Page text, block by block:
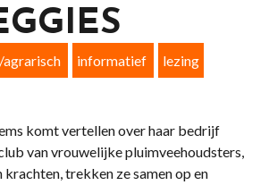
informatief
lezing
komt vertellen over haar bedrijf
van vrouwelijke pluimveehoudsters,
krachten, trekken ze samen op en